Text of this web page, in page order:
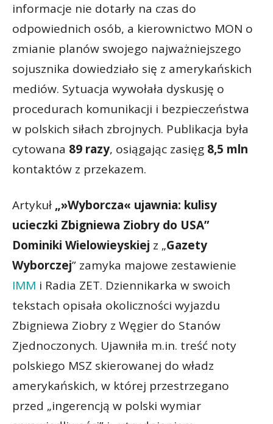
informacje nie dotarły na czas do
odpowiednich osób, a kierownictwo MON o
zmianie planów swojego najważniejszego
sojusznika dowiedziało się z amerykańskich
mediów. Sytuacja wywołała dyskusję o
procedurach komunikacji i bezpieczeństwa
w polskich siłach zbrojnych. Publikacja była
cytowana 89 razy, osiągając zasięg 8,5 mln
kontaktów z przekazem.
Artykuł „»Wyborcza« ujawnia: kulisy
ucieczki Zbigniewa Ziobry do USA”
Dominiki Wielowieyskiej z „Gazety
Wyborczej” zamyka majowe zestawienie
IMM i Radia ZET. Dziennikarka w swoich
tekstach opisała okoliczności wyjazdu
Zbigniewa Ziobry z Węgier do Stanów
Zjednoczonych. Ujawniła m.in. treść noty
polskiego MSZ skierowanej do władz
amerykańskich, w której przestrzegano
przed „ingerencją w polski wymiar